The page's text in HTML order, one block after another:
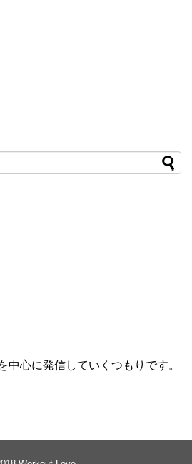
中心に発信していくつもりです。